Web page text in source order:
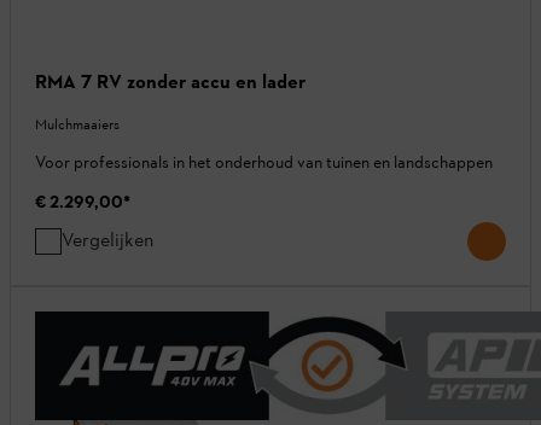
RMA 7 RV zonder accu en lader
Mulchmaaiers
Voor professionals in het onderhoud van tuinen en landschappen
€ 2.299,00*
Vergelijken